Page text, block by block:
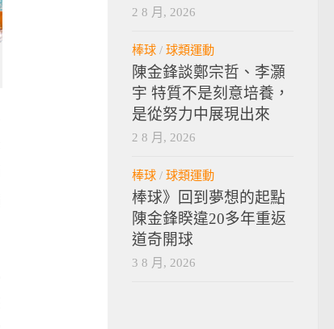
2 8 月, 2026
棒球 / 球類運動
陳金鋒談鄭宗哲、李灝
宇 特質不是刻意培養，
是從努力中展現出來
2 8 月, 2026
棒球 / 球類運動
棒球》回到夢想的起點
陳金鋒睽違20多年重返
道奇開球
3 8 月, 2026